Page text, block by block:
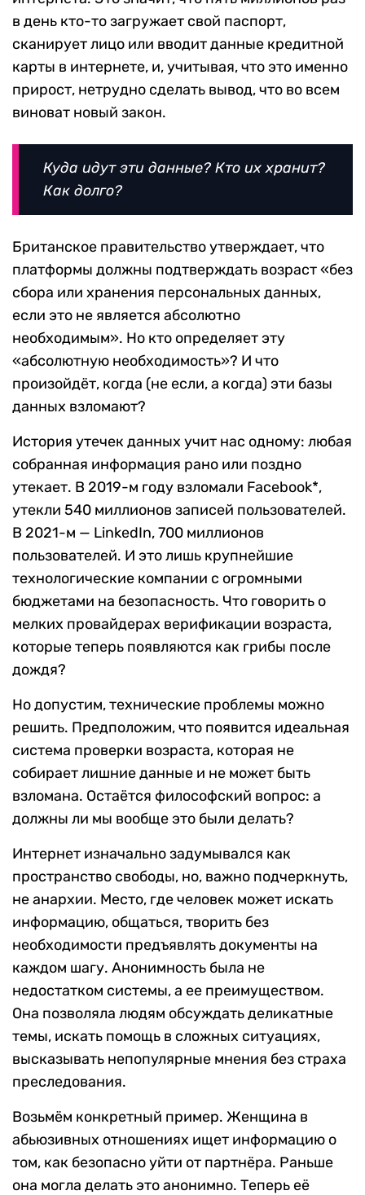
в день кто-то загружает свой паспорт,
сканирует лицо или вводит данные кредитной
карты в интернете, и, учитывая, что это именно
прирост, нетрудно сделать вывод, что во всем
виноват новый закон.
Куда идут эти данные? Кто их хранит?
Как долго?
Британское правительство утверждает, что
платформы должны подтверждать возраст «без
сбора или хранения персональных данных,
если это не является абсолютно
необходимым». Но кто определяет эту
«абсолютную необходимость»? И что
произойдёт, когда (не если, а когда) эти базы
данных взломают?
История утечек данных учит нас одному: любая
собранная информация рано или поздно
утекает. В 2019-м году взломали Facebook*,
утекли 540 миллионов записей пользователей.
В 2021-м — LinkedIn, 700 миллионов
пользователей. И это лишь крупнейшие
технологические компании с огромными
бюджетами на безопасность. Что говорить о
мелких провайдерах верификации возраста,
которые теперь появляются как грибы после
дождя?
Но допустим, технические проблемы можно
решить. Предположим, что появится идеальная
система проверки возраста, которая не
собирает лишние данные и не может быть
взломана. Остаётся философский вопрос: а
должны ли мы вообще это были делать?
Интернет изначально задумывался как
пространство свободы, но, важно подчеркнуть,
не анархии. Место, где человек может искать
информацию, общаться, творить без
необходимости предъявлять документы на
каждом шагу. Анонимность была не
недостатком системы, а ее преимуществом.
Она позволяла людям обсуждать деликатные
темы, искать помощь в сложных ситуациях,
высказывать непопулярные мнения без страха
преследования.
Возьмём конкретный пример. Женщина в
абьюзивных отношениях ищет информацию о
том, как безопасно уйти от партнёра. Раньше
она могла делать это анонимно. Теперь её